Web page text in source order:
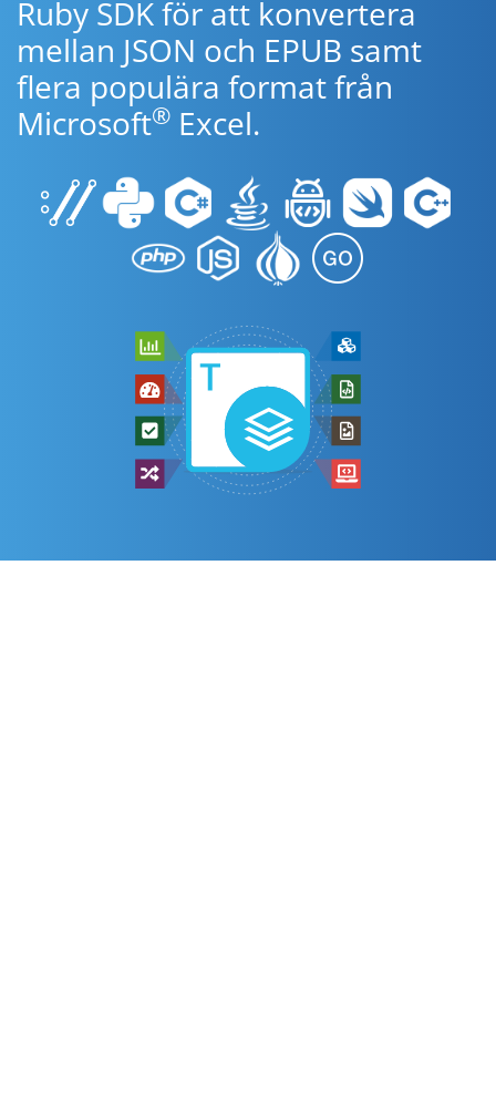
Ruby SDK för att konvertera
mellan JSON och EPUB samt
flera populära format från
Microsoft® Excel.